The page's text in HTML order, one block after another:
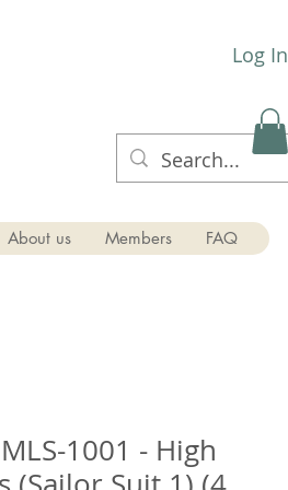
Log In
About us Members FAQ
1001 - High